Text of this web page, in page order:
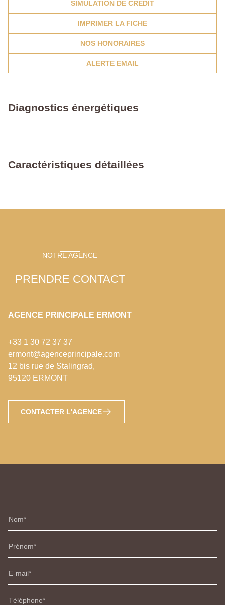
SIMULATION DE CRÉDIT
IMPRIMER LA FICHE
NOS HONORAIRES
ALERTE EMAIL
Diagnostics énergétiques
Caractéristiques détaillées
NOTRE AGENCE
PRENDRE CONTACT
AGENCE PRINCIPALE ERMONT
+33 1 30 72 37 37
ermont@agenceprincipale.com
12 bis rue de Stalingrad,
95120 ERMONT
CONTACTER L'AGENCE
Nom
Prénom
E-mail
Téléphone